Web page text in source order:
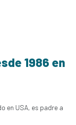
1986 en
en USA, es padre a